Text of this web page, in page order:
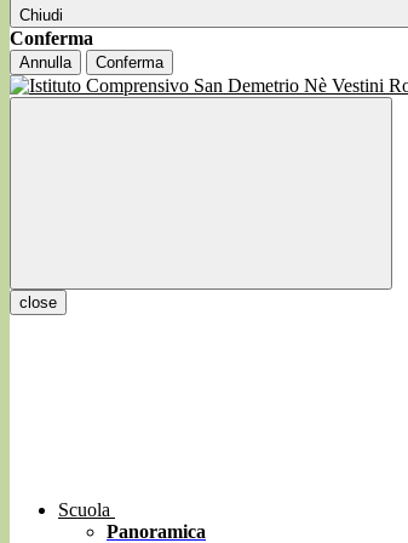
Chiudi
Conferma
Annulla Conferma
close
Scuola
Panoramica